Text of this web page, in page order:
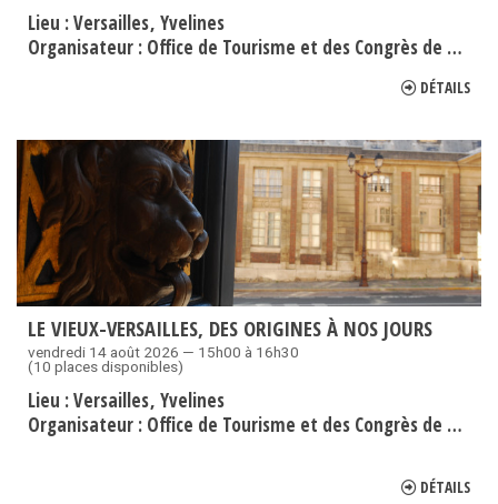
Lieu :Versailles Yvelines
Organisateur : Office de Tourisme et des Congrès de Versailles Grand Parc
DÉTAILS
LE VIEUX-VERSAILLES, DES ORIGINES À NOS JOURS
vendredi 14 août 2026 — 15h00 à 16h30
(10 places disponibles)
Lieu :Versailles Yvelines
Organisateur : Office de Tourisme et des Congrès de Versailles Grand Parc
DÉTAILS